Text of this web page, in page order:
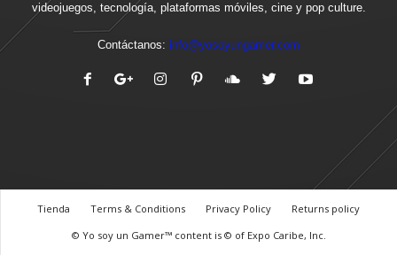
videojuegos, tecnología, plataformas móviles, cine y pop culture.
Contáctanos: info@yosoyungamer.com
Tienda Terms & Conditions Privacy Policy
Returns policy
© Yo soy un Gamer™ content is © of Expo Caribe, Inc.